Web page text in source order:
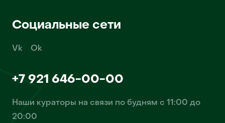
Социальные сети
Vk Ok
+7 921 646-00-00
Наши кураторы на связи по будням с 11:00 до
20:00